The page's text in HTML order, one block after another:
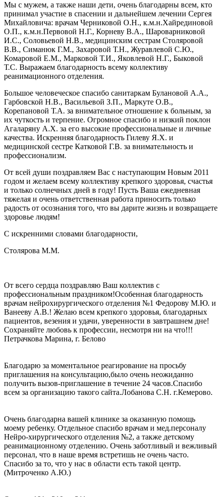
Мы с мужем, а также наши дети, очень благодарны всем, кто
принимал участие в спасении и дальнейшем лечении Сергея
Михайловича: врачам Черниковой О.Н., к.м.н.Хайрединовой
О.П., к.м.н.Первовой Н.Г., Корневу В.А., Шароварниковой
И.С., Соловьевой Н.В., медицинским сестрам Столяровой
В.В., Симанюк Г.М., Захаровой Т.Н., Журавлевой С.Ю.,
Комаровой Е.М., Марковой Т.И., Яковлевой Н.Г., Быковой
Т.С. Выражаем благодарность всему коллективу
реанимационного отделения.
Большое человеческое спасибо санитаркам Булановой А.А.,
Гарбовской Н.В., Васильевой З.П., Маркуте О.В.,
Корепановой Т.А. за внимательное отношение к больным, за
их чуткость и терпение. Огромное спасибо и низкий поклон
Агаларяну А.Х. за его высокие профессиональные и личные
качества. Искренняя благодарность Гилеву Я.Х. и
медицинской сестре Катковой Г.В. за внимательность и
профессионализм.
От всей души поздравляем Вас с наступающим Новым 2011
годом и желаем всему коллективу крепкого здоровья, счастья
и только солнечных дней в году! Пусть Ваша ежедневная
тяжелая и очень ответственная работа приносить только
радость от осознания того, что вы дарите жизнь и возвращаете
здоровье людям!
С искренними словами благодарности,
Столярова М.М.
От всего сердца поздравляю Ваш коллектив с
профессиональным праздником!Особенная благодарность
врачам нейрохирургического отделения №1 Федорову М.Ю. и
Ванееву А.В.! Желаю всем крепкого здоровья, благодарных
пациентов, везения и удачи, уверенности в завтрашнем дне!
Сохраняйте любовь к профессии, несмотря ни на что!!!
Петрачкова Марина, г. Белово
Благодарю за моментальное реагирование на просьбу
приглашения на консультацию,было очень неожиданно
получить вызов-приглашение в течение 24 часов.Спасибо
всем за организацию такого сайта.Лобанова С.Н. г.Кемерово.
Очень благодарна вашей клинике за оказанную помощь
моему ребенку. Отдельное спасибо врачам и мед.персоналу
Нейро-хирургического отделения №2, а также детскому
реанимационному отделению. Очень заботливый и вежливый
персонал, что в наше время встретишь не очень часто.
Спасибо за то, что у нас в области есть такой центр.
(Митроченко А.Ю.)